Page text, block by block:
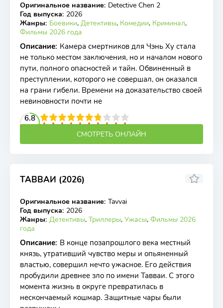
WEB-DL
Оригинальное название: Detective Chen 2
Год выпуска: 2026
Жанры: Боевики, Детективы, Комедии, Криминал,
Фильмы 2026 года
Описание: Камера смертников для Чэнь Ху стала
не только местом заключения, но и началом нового
пути, полного опасностей и тайн. Обвиненный в
преступлении, которого не совершал, он оказался
на грани гибели. Времени на доказательство своей
невиновности почти не
6.8
4 5 6 7 8 9 10
СМОТРЕТЬ ОНЛАЙН
ТАВВАИ (2026)
WEB-DL
Оригинальное название: Tavvai
Год выпуска: 2026
Жанры: Детективы, Триллеры, Ужасы, Фильмы 2026
года
Описание: В конце позапрошлого века местный
князь, утративший чувство меры и опьяненный
властью, совершил нечто ужасное. Его действия
пробудили древнее зло по имени Тавваи. С этого
момента жизнь в округе превратилась в
нескончаемый кошмар. Защитные чары были